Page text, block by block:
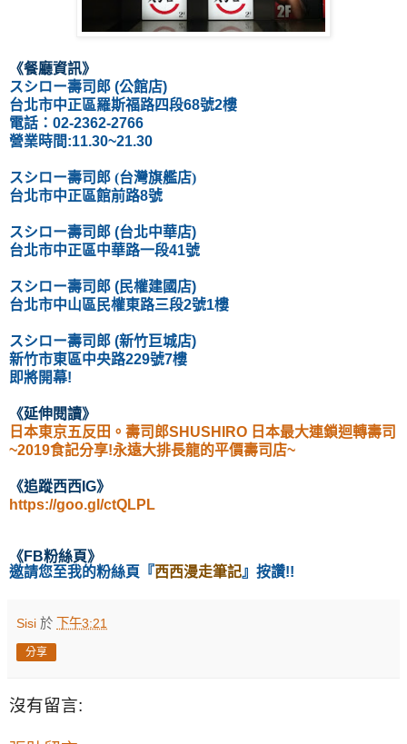
《餐廳資訊》
スシロー壽司郎 (公館店)
台北市中正區羅斯福路四段68號2樓
電話：02-2362-2766
營業時間:11.30~21.30
スシロー壽司郎 (台灣旗艦店)
台北市中正區館前路8號
スシロー壽司郎 (台北中華店)
台北市中正區中華路一段41號
スシロー壽司郎 (民權建國店)
台北市中山區民權東路三段2號1樓
スシロー壽司郎 (新竹巨城店)
新竹市東區中央路229號7樓
即將開幕!
《延伸閱讀》
日本東京五反田。壽司郎SHUSHIRO 日本最大連鎖迴轉壽司
~2019食記分享!永遠大排長龍的平價壽司店~
《追蹤西西IG》
https://goo.gl/ctQLPL
《FB粉絲頁》
邀請您至我的粉絲頁
『西西漫走筆記』按讚!!
Sisi 於 下午3:21
分享
沒有留言: